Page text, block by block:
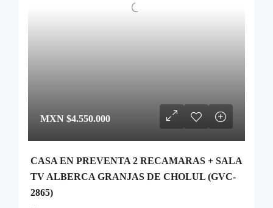
MXN $4.550.000
CASA EN PREVENTA 2 RECAMARAS + SALA
TV ALBERCA GRANJAS DE CHOLUL (GVC-
2865)